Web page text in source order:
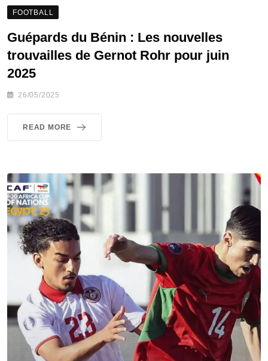
FOOTBALL
Guépards du Bénin : Les nouvelles
trouvailles de Gernot Rohr pour juin
2025
26/05/2025
READ MORE